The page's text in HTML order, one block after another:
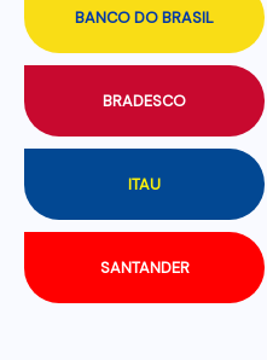
BANCO DO BRASIL
BRADESCO
ITAU
SANTANDER